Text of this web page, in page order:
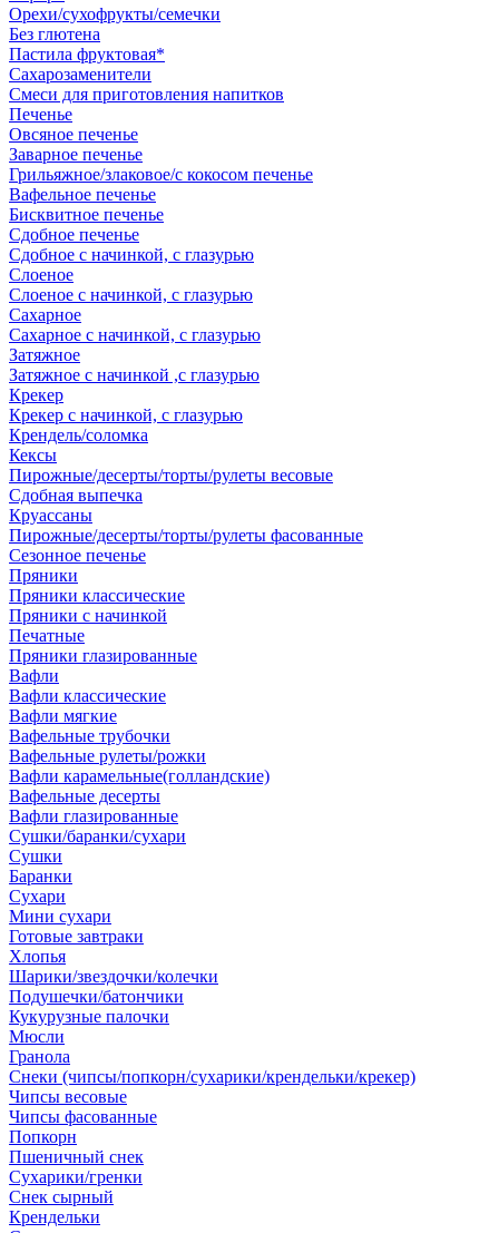
Орехи/сухофрукты/семечки
Без глютена
Пастила фруктовая*
Сахарозаменители
Смеси для приготовления напитков
Печенье
Овсяное печенье
Заварное печенье
Грильяжное/злаковое/с кокосом печенье
Вафельное печенье
Бисквитное печенье
Сдобное печенье
Сдобное с начинкой, с глазурью
Слоеное
Слоеное с начинкой, с глазурью
Сахарное
Сахарное с начинкой, с глазурью
Затяжное
Затяжное с начинкой ,с глазурью
Крекер
Крекер с начинкой, с глазурью
Крендель/соломка
Кексы
Пирожные/десерты/торты/рулеты весовые
Сдобная выпечка
Круассаны
Пирожные/десерты/торты/рулеты фасованные
Сезонное печенье
Пряники
Пряники классические
Пряники с начинкой
Печатные
Пряники глазированные
Вафли
Вафли классические
Вафли мягкие
Вафельные трубочки
Вафельные рулеты/рожки
Вафли карамельные(голландские)
Вафельные десерты
Вафли глазированные
Сушки/баранки/сухари
Сушки
Баранки
Сухари
Мини сухари
Готовые завтраки
Хлопья
Шарики/звездочки/колечки
Подушечки/батончики
Кукурузные палочки
Мюсли
Гранола
Снеки (чипсы/попкорн/сухарики/крендельки/крекер)
Чипсы весовые
Чипсы фасованные
Попкорн
Пшеничный снек
Сухарики/гренки
Снек сырный
Крендельки